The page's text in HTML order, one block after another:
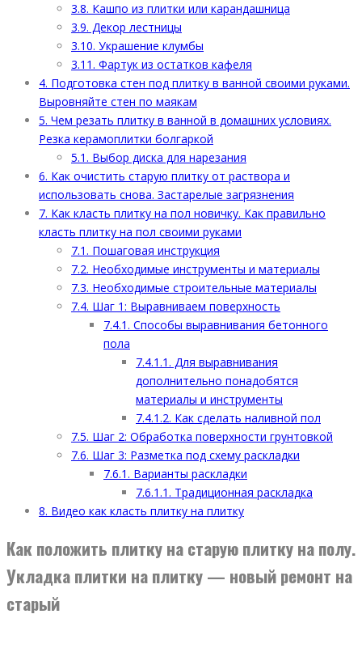
3.8. Кашпо из плитки или карандашница
3.9. Декор лестницы
3.10. Украшение клумбы
3.11. Фартук из остатков кафеля
4. Подготовка стен под плитку в ванной своими руками.
Выровняйте стен по маякам
5. Чем резать плитку в ванной в домашних условиях.
Резка керамоплитки болгаркой
5.1. Выбор диска для нарезания
6. Как очистить старую плитку от раствора и
использовать снова. Застарелые загрязнения
7. Как класть плитку на пол новичку. Как правильно
класть плитку на пол своими руками
7.1. Пошаговая инструкция
7.2. Необходимые инструменты и материалы
7.3. Необходимые строительные материалы
7.4. Шаг 1: Выравниваем поверхность
7.4.1. Способы выравнивания бетонного
пола
7.4.1.1. Для выравнивания
дополнительно понадобятся
материалы и инструменты
7.4.1.2. Как сделать наливной пол
7.5. Шаг 2: Обработка поверхности грунтовкой
7.6. Шаг 3: Разметка под схему раскладки
7.6.1. Варианты раскладки
7.6.1.1. Традиционная раскладка
8. Видео как класть плитку на плитку
Как положить плитку на старую плитку на полу.
Укладка плитки на плитку — новый ремонт на
старый